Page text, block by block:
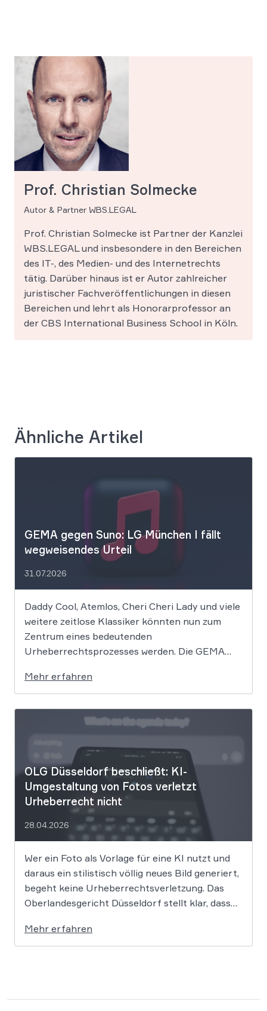
Prof. Christian Solmecke
Autor & Partner WBS.LEGAL
Prof. Christian Solmecke ist Partner der Kanzlei
WBS.LEGAL und insbesondere in den Bereichen
des IT-, des Medien- und des Internetrechts
tätig. Darüber hinaus ist er Autor zahlreicher
juristischer Fachveröffentlichungen in diesen
Bereichen und lehrt als Honorarprofessor an
der CBS International Business School in Köln.
Ähnliche Artikel
GEMA gegen Suno: LG München I fällt
wegweisendes Urteil
31.07.2026
Daddy Cool, Atemlos, Cheri Cheri Lady und viele
weitere zeitlose Klassiker könnten nun zum
Zentrum eines bedeutenden
Urheberrechtsprozesses werden. Die GEMA
die Rechte ihrer Mitglieder verteidigen. Dem
Unternehmen hinter der populären KI-Musik-
App werden massive
Urheberrechtsverletzungen vorgeworfen. Die
Mehr erfahren
OLG Düsseldorf beschließt: KI-
Umgestaltung von Fotos verletzt
Urheberrecht nicht
28.04.2026
Wer ein Foto als Vorlage für eine KI nutzt und
daraus ein stilistisch völlig neues Bild generiert,
begeht keine Urheberrechtsverletzung. Das
Oberlandesgericht Düsseldorf stellt klar, dass
KI-gestützte Umgestaltung zulässig ist, solange
die individuellen kreativen Merkmale des
Mehr erfahren